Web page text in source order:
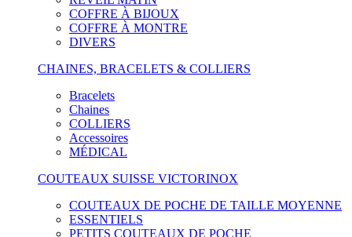
COFFRE À BIJOUX
COFFRE À MONTRE
DIVERS
CHAINES, BRACELETS & COLLIERS
Bracelets
Chaines
COLLIERS
Accessoires
MÉDICAL
COUTEAUX SUISSE VICTORINOX
COUTEAUX DE POCHE DE TAILLE MOYENNE
ESSENTIELS
PETITS COUTEAUX DE POCHE